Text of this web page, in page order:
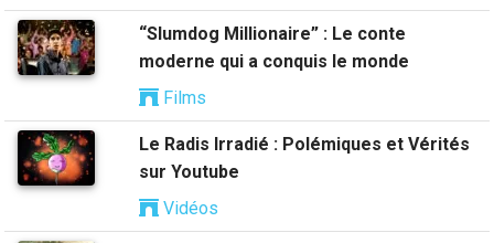
“Slumdog Millionaire” : Le conte
moderne qui a conquis le monde
Films
Le Radis Irradié : Polémiques et Vérités
sur Youtube
Vidéos